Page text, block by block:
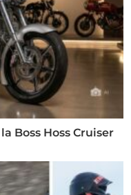
Boss Hoss Cruiser